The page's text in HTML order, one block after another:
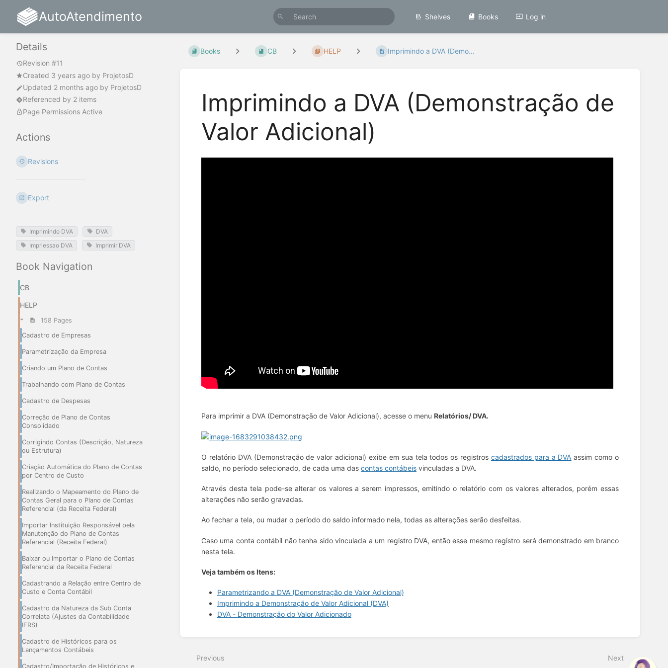
AutoAtendimento Shelves Books Log in
Details
Revision #11
Created 3 years ago by ProjetosD
Updated 2 months ago by ProjetosD
Referenced by 2 items
Page Permissions Active
Actions
Revisions
Export
Imprimindo DVA
DVA
Impriessao DVA
Imprimir DVA
Book Navigation
CB
HELP
158 Pages
Cadastro de Empresas
Parametrização da Empresa
Criando um Plano de Contas
Trabalhando com Plano de Contas
Cadastro de Despesas
Correção de Plano de Contas
Consolidado
Corrigindo Contas (Descrição, Natureza
ou Estrutura)
Criação Automática do Plano de Contas
por Centro de Custo
Realizando o Mapeamento do Plano de
Contas Geral para o Plano de Contas
Referencial (da Receita Federal)
Importar Instituição Responsável pela
Manutenção do Plano de Contas
Referencial (Receita Federal)
Baixar ou Importar o Plano de Contas
Referencial da Receita Federal
Cadastrando a Relação entre Centro de
Custo e Conta Contábil
Cadastro da Natureza da Sub Conta
Correlata (Ajustes da Contabilidade
IFRS)
Cadastro de Históricos para os
Lançamentos Contábeis
Cadastro/Importação de Históricos e
Books CB HELP Imprimindo a DVA (Demo...
Imprimindo a DVA (Demonstração de
Valor Adicional)
Para imprimir a DVA (Demonstração de Valor Adicional), acesse o menu Relatórios/ DVA.
O relatório DVA (Demonstração de valor adicional) exibe em sua tela todos os registros cadastrados para a DVA assim como o
saldo, no período selecionado, de cada uma das contas contábeis vinculadas a DVA.
Através desta tela pode-se alterar os valores a serem impressos, emitindo o relatório com os valores alterados, porém essas
alterações não serão gravadas.
Ao fechar a tela, ou mudar o período do saldo informado nela, todas as alterações serão desfeitas.
Caso uma conta contábil não tenha sido vinculada a um registro DVA, então esse mesmo registro será demonstrado em branco
nesta tela.
Veja também os Itens:
Parametrizando a DVA (Demonstração de Valor Adicional)
Imprimindo a Demonstração de Valor Adicional (DVA)
DVA - Demonstração do Valor Adicionado
mode
Previous Next